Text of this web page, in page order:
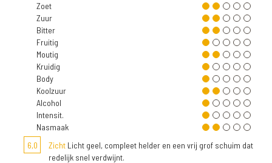
Zoet
Zuur
Bitter
Fruitig
Moutig
Kruidig
Body
Koolzuur
Alcohol
Intensit.
Nasmaak
6,0
Zicht Licht geel, compleet helder en een vrij grof schuim dat
redelijk snel verdwijnt.